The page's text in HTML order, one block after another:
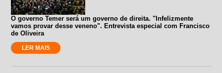
O governo Temer será um governo de direita. "Infelizmente
vamos provar desse veneno". Entrevista especial com Francisco
de Oliveira
LER MAIS